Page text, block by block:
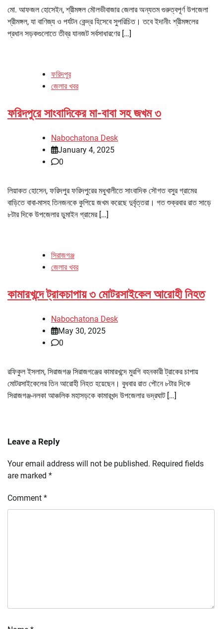
মো. আফজল হোসেইন, শ্রীমঙ্গল মৌলভীবাজার জেলার অন্যতম গুরুত্বপূর্ণ উপজেলা
শ্রীমঙ্গল, যা বাণিজ্য ও পর্যটন কেন্দ্র হিসেবে সুপরিচিত। তবে ইদানীং শ্রীমঙ্গলের
প্রধান সড়কগুলোতে তীব্র যানজট সর্বসাধারণের […]
ফরিদপুর
জেলার খবর
ফরিদপুরে সাংবাদিকের মা-বাবা সহ জখম ৩
Nabochatona Desk
January 4, 2025
0
লিয়াকত হোসেন, ফরিদপুর ফরিদপুরের মধুখালীতে সাংবাদিক সৌগত বসুর গ্রামের
বাড়িতে বাবা-মাসহ তিনজনকে কুপিয়ে জখম করেছে দুর্বৃত্তরা। গত শুক্রবার রাত সাড়ে
৮টার দিকে উপজেলার ডুমাইন গ্রামের […]
সিরাজগঞ্জ
জেলার খবর
কামারখন্দে ট্রাকচাপায় ৩ মোটরসাইকেল আরোহী নিহত
Nabochatona Desk
May 30, 2025
0
রফিকুল ইসলাম, সিরাজগঞ্জ সিরাজগঞ্জের কামারখন্দে মুরগি বহনকারী ট্রাকের চাপায়
মোটরসাইকেলের তিন আরোহী নিহত হয়েছেন। বুধবার রাত পৌনে ৮টার দিকে
সিরাজগঞ্জ-নলকা আঞ্চলিক মহাসড়কে কামারখন্দ উপজেলার ভদ্রঘাট […]
Leave a Reply
Your email address will not be published. Required fields
are marked *
Comment *